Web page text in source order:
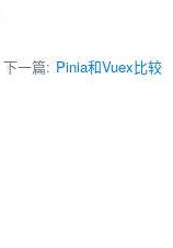
下一篇: Pinia和Vuex比较